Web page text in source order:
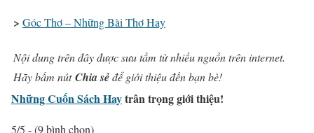
> Góc Thơ – Những Bài Thơ Hay
Nội dung trên đây được sưu tầm từ nhiều nguồn trên internet.
Hãy bấm nútChia sẻđể giới thiệu đến bạn bè!
Những Cuốn Sách Haytrân trọng giới thiệu!
5/5 - (9 bình chọn)